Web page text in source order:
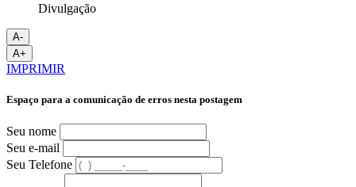
Divulgação
A-
A+
IMPRIMIR
Espaço para a comunicação de erros nesta postagem
Seu nome
Seu e-mail
Seu Telefone